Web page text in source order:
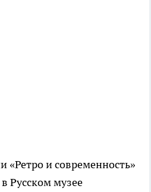
«Ретро и современность»
Русском музее